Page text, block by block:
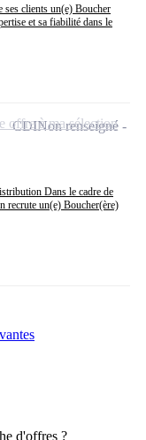
clients un(e) Boucher
et sa fiabilité dans le
Dans le cadre de
recrute un(e) Boucher(ère)
CDINon renseigné
offre à ma sélection
d'offres ?